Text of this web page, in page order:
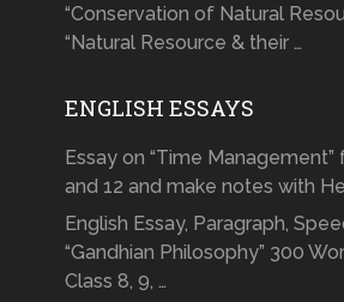
“Conservation of Natural
“Natural Resource & their …
ENGLISH ESSAYS
Essay on “Time Management”
and 12 and make notes with
English Essay, Paragraph,
“Gandhian Philosophy” 300
Class 8, 9, …